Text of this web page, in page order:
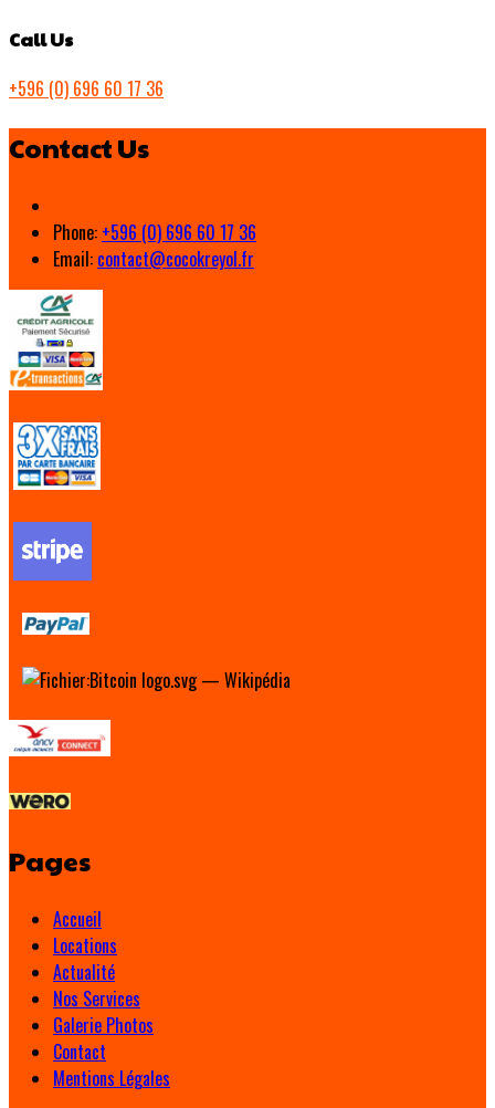
Call Us
+596 (0) 696 60 17 36
Contact Us
Phone: +596 (0) 696 60 17 36
Email: contact@cocokreyol.fr
Pages
Accueil
Locations
Actualité
Nos Services
Galerie Photos
Contact
Mentions Légales